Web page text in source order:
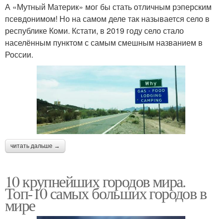
А «Мутный Материк» мог бы стать отличным рэперским
псевдонимом! Но на самом деле так называется село в
республике Коми. Кстати, в 2019 году село стало
населённым пунктом с самым смешным названием в
России.
читать дальше →
10 крупнейших городов мира.
Топ-10 самых больших городов в
мире